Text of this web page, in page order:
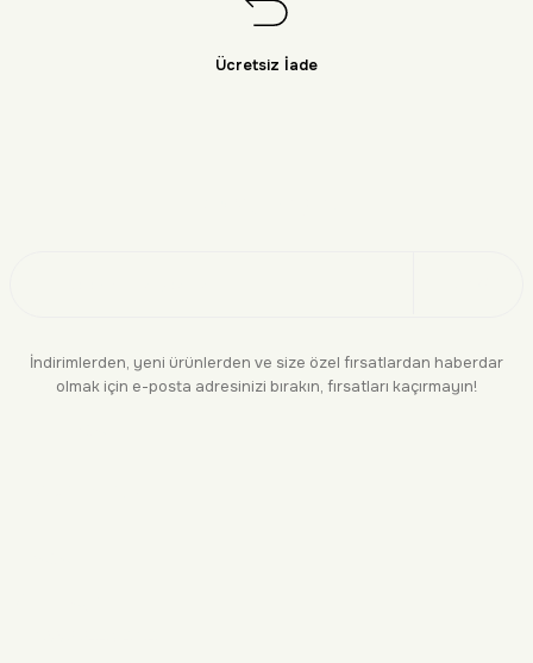
Ücretsiz İade
İndirimlerden, yeni ürünlerden ve size özel fırsatlardan haberdar
olmak için e-posta adresinizi bırakın, fırsatları kaçırmayın!